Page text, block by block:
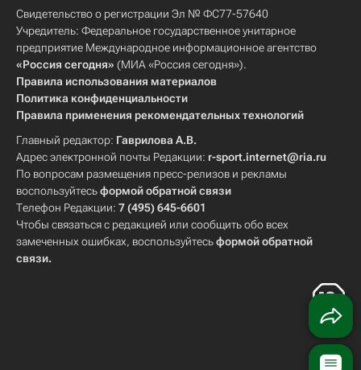
Свидетельство о регистрации Эл № ФС77-57640
Учредитель: Федеральное государственное унитарное
предприятие Международное информационное агентство
«Россия сегодня» (МИА «Россия сегодня»).
Правила использования материалов
Политика конфиденциальности
Правила применения рекомендательных технологий
Главный редактор: Гаврилова А.В.
Адрес электронной почты Редакции: r-sport.internet@ria.ru
По вопросам размещения пресс-релизов и рекламы
воспользуйтесьформой обратной связи
Телефон Редакции: 7 (495) 645-6601
Чтобы связаться с редакцией или сообщить обо всех
замеченных ошибках, воспользуйтесьформой обратной
связи.